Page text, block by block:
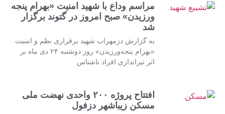
مراسم وداع با شهید امنیت «بهرام پنجه
ورزیدن» صبح امروز در گتوند برگزار
شد
به گزارش دزمهراب شهید برقراری نظم و امنیت
«بهرام پنجه‌ورزیدن» روز دوشنبه ۲۴ دی ماه بر
اثر تیراندازی افراد ناشناس
افتتاح پروژه ۲۰۰ واحدی نهضت ملی
مسکن زیباشهر دزفول